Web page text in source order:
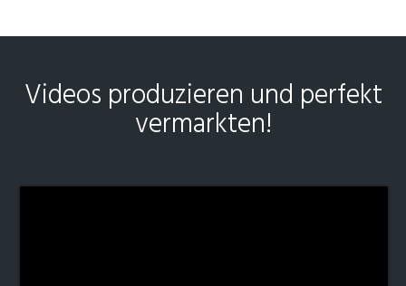
Videos produzieren und perfekt
vermarkten!